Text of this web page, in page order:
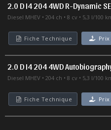
2.0 D I4 204 4WD R-Dynamic SE
Diesel MHEV 204 ch 8 cv 5,3 l/100
Fiche Technique
2.0 D I4 204 4WD
Diesel MHEV 204 ch 8 cv 5,3 l/100
Fiche Technique